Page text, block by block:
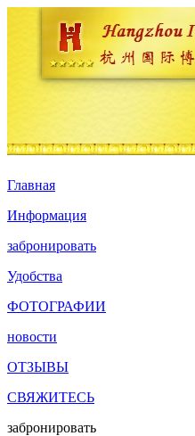
Главная
Информация
забронировать
Удобства
ФОТОГРАФИИ
новости
ОТЗЫВЫ
СВЯЖИТЕСЬ
забронировать